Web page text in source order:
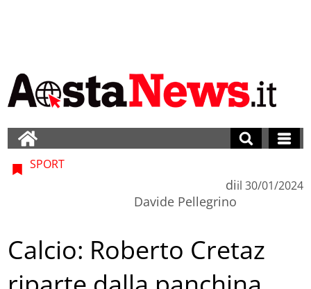
SPORT
di
Davide Pellegrino
il 30/01/2024
Calcio: Roberto Cretaz